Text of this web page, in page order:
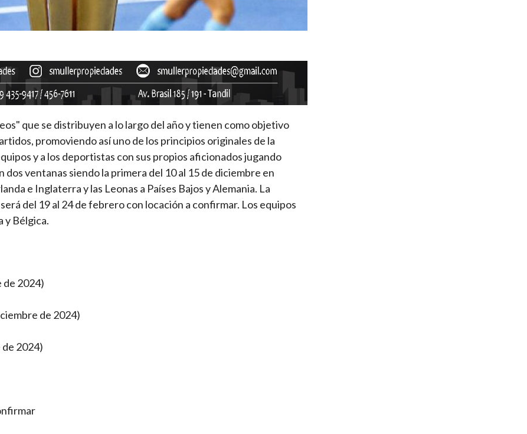
que se distribuyen a lo largo del año y tienen como objetivo
promoviendo así uno de los principios originales de la
y a los deportistas con sus propios aficionados jugando
ventanas siendo la primera del 10 al 15 de diciembre en
e Inglaterra y las Leonas a Países Bajos y Alemania. La
del 19 al 24 de febrero con locación a confirmar. Los equipos
y Bélgica.
de 2024)
de 2024)
2024)